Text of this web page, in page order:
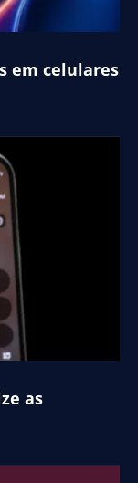
em celulares
as